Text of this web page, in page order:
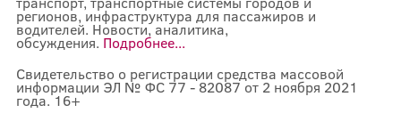
регионов, инфраструктура для пассажиров и
водителей. Новости, аналитика,
обсуждения. Подробнее...
Свидетельство о регистрации средства массовой
информации ЭЛ № ФС 77 - 82087 от 2 ноября 2021
года. 16+